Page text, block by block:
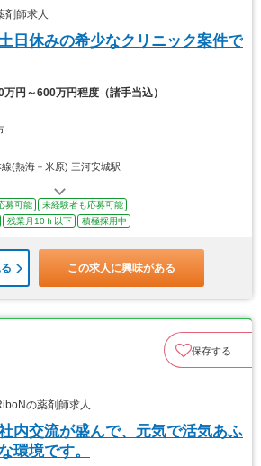
剤師求人
日休みの希少なクリニック案件で
万円～600万円程度（諸手当込）
線(熱海－米原) 三河安城駅
募可能
未経験者も応募可能
残業月10ｈ以下 積極採用中
この求人に興味がある
保存する
の薬剤師求人
内交流が盛んで、元気で活気あふ
環境です。